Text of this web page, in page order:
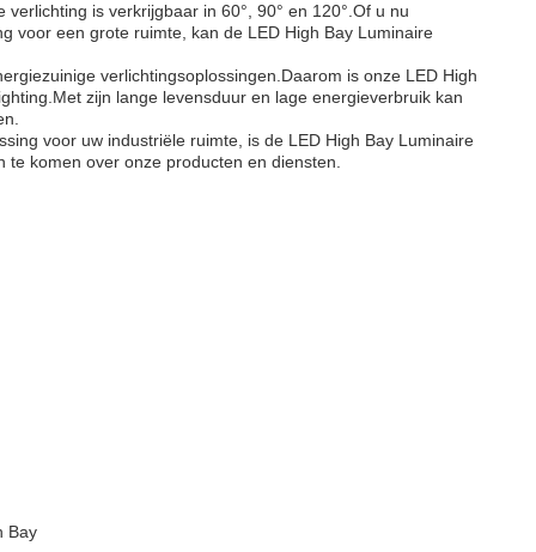
is verkrijgbaar in 60°, 90° en 120°.Of u nu
voor een grote ruimte, kan de LED High Bay Luminaire
verlichtingsoplossingen.Daarom is onze LED High
zijn lange levensduur en lage energieverbruik kan
voor uw industriële ruimte, is de LED High Bay Luminaire
te komen over onze producten en diensten.
Bay